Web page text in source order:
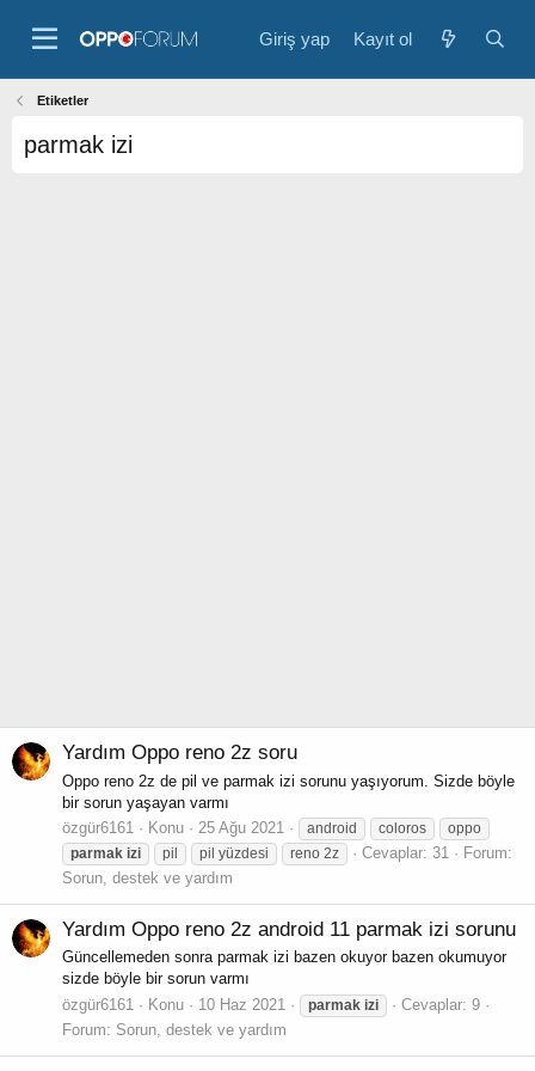
Giriş yap Kayıt ol
Etiketler
parmak izi
Yardım Oppo reno 2z soru
Oppo reno 2z de pil ve parmak izi sorunu yaşıyorum. Sizde böyle
bir sorun yaşayan varmı
özgür6161
Konu 25 Ağu 2021 android coloros
oppo
parmak izi pil pil yüzdesi reno 2z Cevaplar: 31
Forum:
Sorun, destek ve yardım
Yardım Oppo reno 2z android 11 parmak izi sorunu
Güncellemeden sonra parmak izi bazen okuyor bazen okumuyor
sizde böyle bir sorun varmı
özgür6161
Konu 10 Haz 2021 parmak izi
Cevaplar: 9
Forum: Sorun, destek ve yardım